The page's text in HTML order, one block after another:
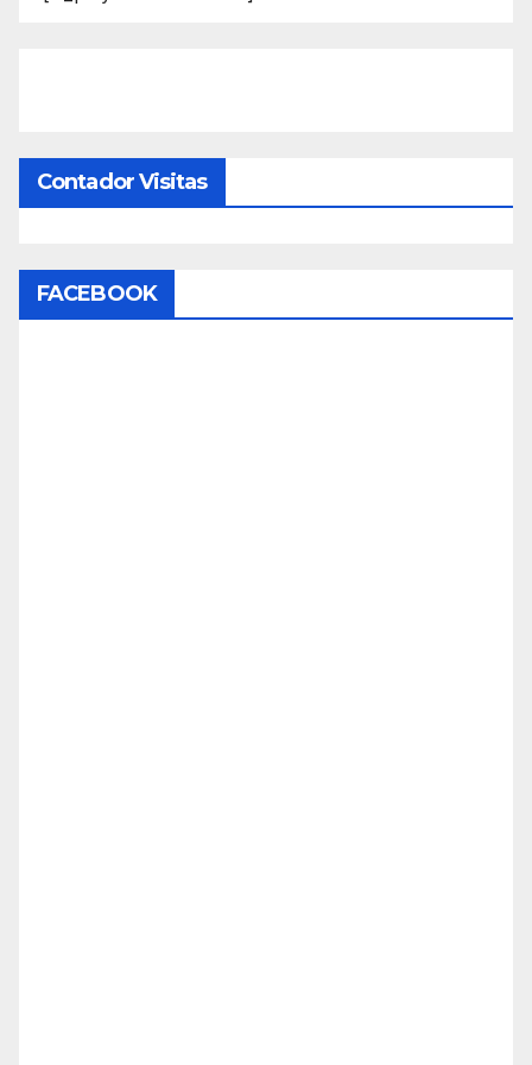
Contador Visitas
FACEBOOK